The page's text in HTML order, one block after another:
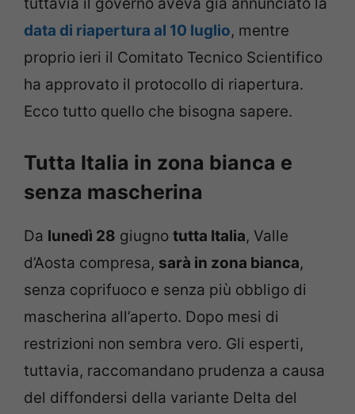
tuttavia il governo aveva già annunciato la
data di riapertura al 10 luglio, mentre
proprio ieri il Comitato Tecnico Scientifico
ha approvato il protocollo di riapertura.
Ecco tutto quello che bisogna sapere.
Tutta Italia in zona bianca e
senza mascherina
Da lunedì 28 giugno tutta Italia, Valle
d’Aosta compresa, sarà in zona bianca,
senza coprifuoco e senza più obbligo di
mascherina all’aperto. Dopo mesi di
restrizioni non sembra vero. Gli esperti,
tuttavia, raccomandano prudenza a causa
del diffondersi della variante Delta del